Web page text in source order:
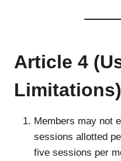
Article 4
Limitations)
Members may not
sessions allotted
five sessions per